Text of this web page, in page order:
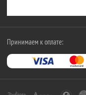
Принимаем к оплате: